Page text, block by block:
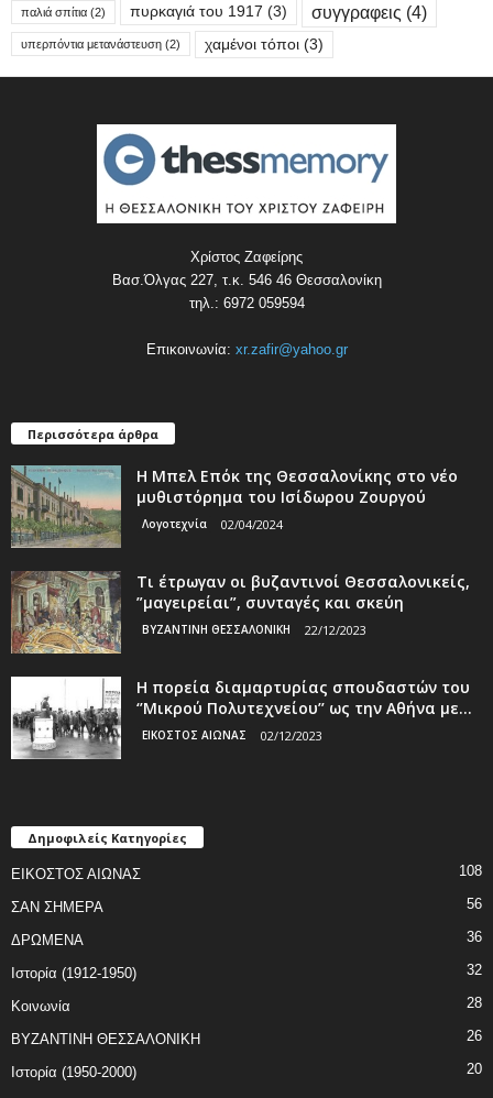
παλιά σπίτια (2) πυρκαγιά του 1917 (3) συγγραφεις (4)
υπερπόντια μετανάστευση (2) χαμένοι τόποι (3)
Χρίστος Ζαφείρης
Βασ.Όλγας 227, τ.κ. 546 46 Θεσσαλονίκη
τηλ.: 6972 059594
Επικοινωνία: xr.zafir@yahoo.gr
Περισσότερα άρθρα
Η Μπελ Επόκ της Θεσσαλονίκης στο νέο
μυθιστόρημα του Ισίδωρου Ζουργού
Λογοτεχνία 02/04/2024
Τι έτρωγαν οι βυζαντινοί Θεσσαλονικείς,
”μαγειρείαι”, συνταγές και σκεύη
ΒΥΖΑΝΤΙΝΗ ΘΕΣΣΑΛΟΝΙΚΗ 22/12/2023
Η πορεία διαμαρτυρίας σπουδαστών του
‘’Μικρού Πολυτεχνείου’’ ως την Αθήνα με...
ΕΙΚΟΣΤΟΣ ΑΙΩΝΑΣ 02/12/2023
Δημοφιλείς Κατηγορίες
ΕΙΚΟΣΤΟΣ ΑΙΩΝΑΣ 108
ΣΑΝ ΣΗΜΕΡΑ 56
ΔΡΩΜΕΝΑ 36
Ιστορία (1912-1950) 32
Κοινωνία 28
ΒΥΖΑΝΤΙΝΗ ΘΕΣΣΑΛΟΝΙΚΗ 26
Ιστορία (1950-2000) 20